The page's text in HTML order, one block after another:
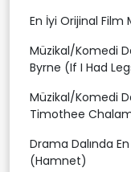
En İyi Orijinal Film
Müzikal/Komedi
Byrne (If I Had
Müzikal/Komedi
Timothee
Drama Dalında
(Hamnet)